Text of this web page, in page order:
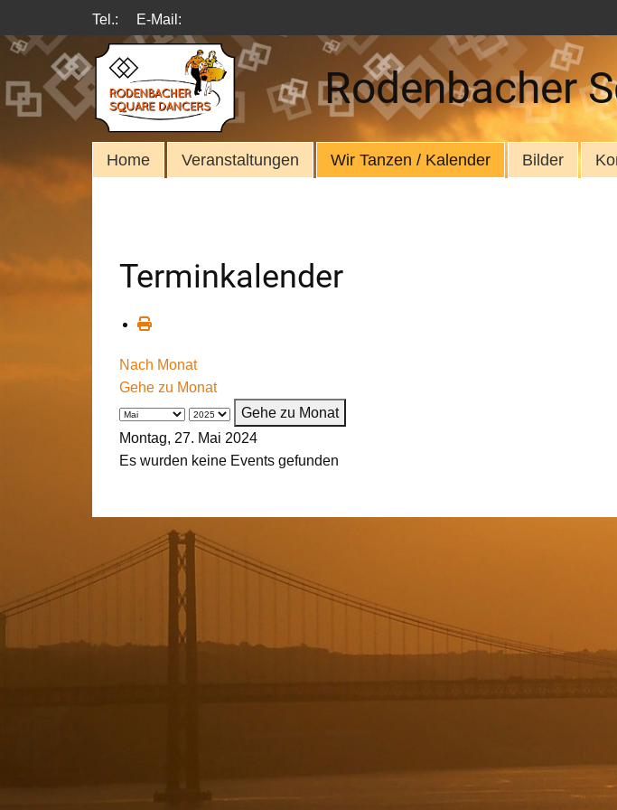
Tel.: E-Mail:
Rodenbacher
Home Veranstaltungen Wir Tanzen / Kalender Bilder
Terminkalender
Nach Monat
Gehe zu Monat
Gehe zu Monat
Montag, 27. Mai 2024
Es wurden keine Events gefunden